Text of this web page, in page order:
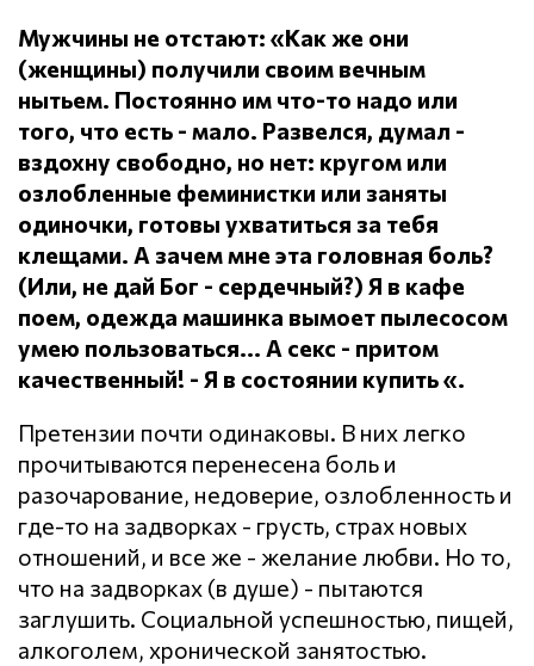
Мужчины не отстают: «Как же они
(женщины) получили своим вечным
нытьем. Постоянно им что-то надо или
того, что есть - мало. Развелся, думал -
вздохну свободно, но нет: кругом или
озлобленные феминистки или заняты
одиночки, готовы ухватиться за тебя
клещами. А зачем мне эта головная боль?
(Или, не дай Бог - сердечный?) Я в кафе
поем, одежда машинка вымоет пылесосом
умею пользоваться... А секс - притом
качественный! - Я в состоянии купить «.
Претензии почти одинаковы. В них легко
прочитываются перенесена боль и
разочарование, недоверие, озлобленность и
где-то на задворках - грусть, страх новых
отношений, и все же - желание любви. Но то,
что на задворках (в душе) - пытаются
заглушить. Социальной успешностью, пищей,
алкоголем, хронической занятостью.